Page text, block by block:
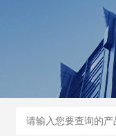
自动协作码垛机纸箱码